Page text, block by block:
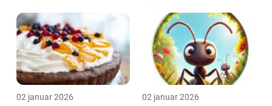
02 januar 2026 02 januar 2026